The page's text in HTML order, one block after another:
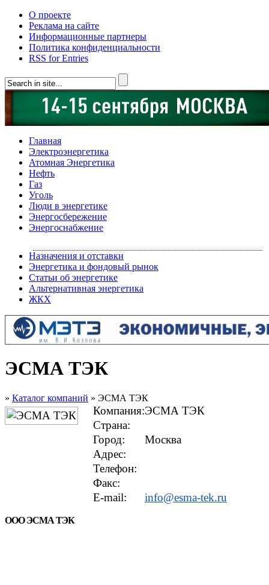
О проекте
Реклама на сайте
Информационные партнеры
Политика конфиденциальности
RSS for Entries
Главная
Электроэнергетика
Атомная Энергетика
Нефть
Газ
Уголь
Люди в энергетике
Энергосбережение
Энергоснабжение
Назначения и отставки
Энергетика и фондовый рынок
Статьи об энергетике
Альтернативная энергетика
ЖКХ
ЭСМА ТЭК
» Каталог компаний » ЭСМА ТЭК
Компания:ЭСМА ТЭК
Страна:
Город:
Москва
Адрес:
Телефон:
Факс:
E-mail:
info@esma-tek.ru
ООО ЭСМА ТЭК